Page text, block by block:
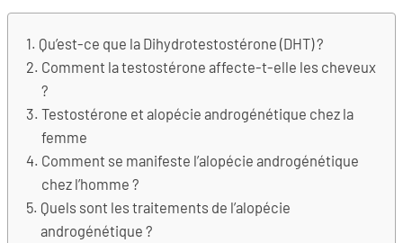
Qu’est-ce que la Dihydrotestostérone (DHT) ?
Comment la testostérone affecte-t-elle les cheveux
?
Testostérone et alopécie androgénétique chez la
femme
Comment se manifeste l’alopécie androgénétique
chez l’homme ?
Quels sont les traitements de l’alopécie
androgénétique ?